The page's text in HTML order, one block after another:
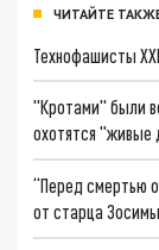
ЧИТАЙТЕ
Технофашисты
"Кротами" были
охотятся "живые
“Перед смертью
от старца